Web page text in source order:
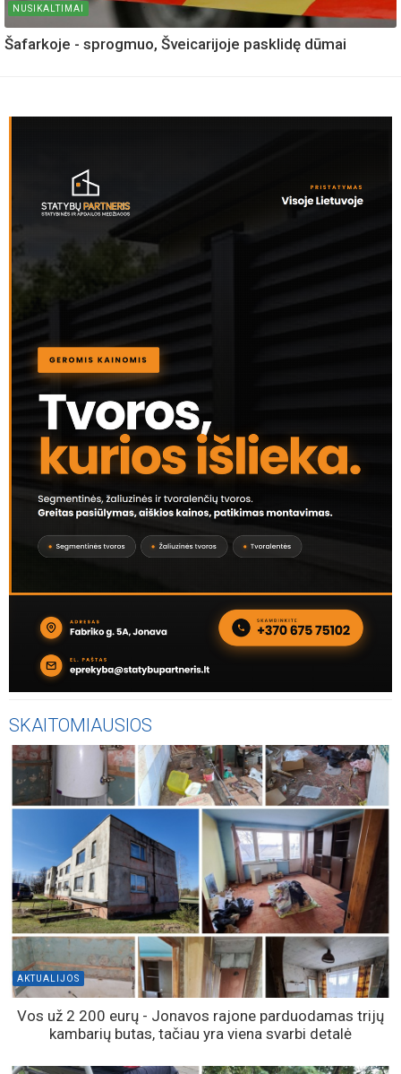
SKAITOMIAUSIOS
AKTUALIJOS
Vos už 2 200 eurų - Jonavos rajone parduodamas trijų
kambarių butas, tačiau yra viena svarbi detalė
NUSIKALTIMAI
Šafarkoje - sprogmuo, Šveicarijoje pasklidę dūmai